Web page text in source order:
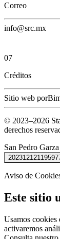
Correo
info@src.mx
07
Créditos
Sitio web por
© 2023–2026
derechos
San Pedro
Aviso de
Este sitio
Usamos cookies
activaremos